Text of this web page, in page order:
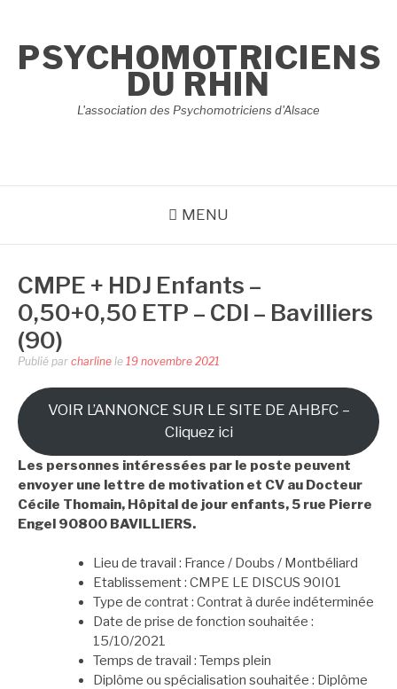
contenu
PSYCHOMOTRICIENS
DU RHIN
L'association des Psychomotriciens d'Alsace
MENU
CMPE + HDJ Enfants –
0,50+0,50 ETP – CDI – Bavilliers
(90)
Publié par charline le 19 novembre 2021
VOIR L’ANNONCE SUR LE SITE DE AHBFC –
Cliquez ici
Les personnes intéressées par le poste peuvent
envoyer une lettre de motivation et CV au Docteur
Cécile Thomain, Hôpital de jour enfants, 5 rue Pierre
Engel 90800 BAVILLIERS.
Lieu de travail : France / Doubs / Montbéliard
Etablissement : CMPE LE DISCUS 90I01
Type de contrat : Contrat à durée indéterminée
Date de prise de fonction souhaitée :
15/10/2021
Temps de travail : Temps plein
Diplôme ou spécialisation souhaitée : Diplôme